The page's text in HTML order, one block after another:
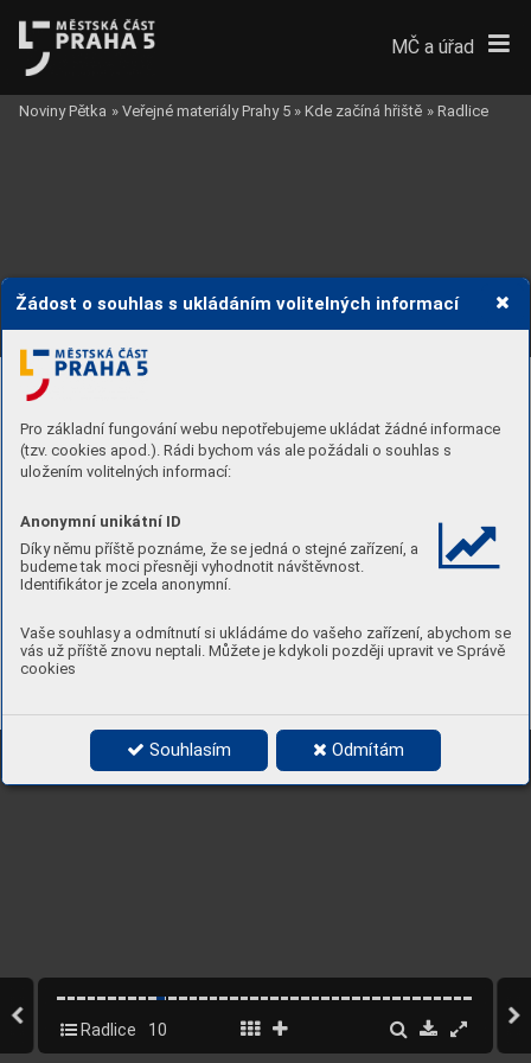
Žádost o souhlas s ukládáním volitelných informací
Pro základní fungování webu nepotřebujeme ukládat žádné informace
(tzv. cookies apod.). Rádi bychom vás ale požádali o souhlas s
uložením volitelných informací:
Anonymní unikátní ID
Díky němu příště poznáme, že se jedná o stejné zařízení, a
budeme tak moci přesněji vyhodnotit návštěvnost.
Identifikátor je zcela anonymní.
Vaše souhlasy a odmítnutí si ukládáme do vašeho zařízení, abychom se
vás už příště znovu neptali. Můžete je kdykoli později upravit ve Správě
cookies
Souhlasím Odmítám
MČ a úřad
Noviny Pětka » Veřejné materiály Prahy 5 » Kde začíná hřiště » Radlice
Radlice 10